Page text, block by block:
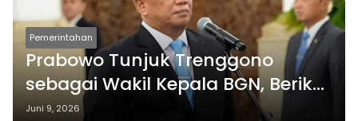
Pemerintahan
Prabowo Tunjuk Trenggono
sebagai Wakil Kepala BGN, Berikut
Profil dan Kariernya
Juni 9, 2026